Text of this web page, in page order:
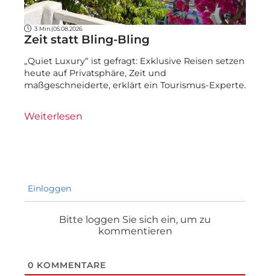
3 Min. |05.08.2026
Zeit statt Bling-Bling
„Quiet Luxury“ ist gefragt: Exklusive Reisen setzen
heute auf Privatsphäre, Zeit und
maßgeschneiderte, erklärt ein Tourismus-Experte.
Weiterlesen
Einloggen
Bitte loggen Sie sich ein, um zu
kommentieren
0 KOMMENTARE